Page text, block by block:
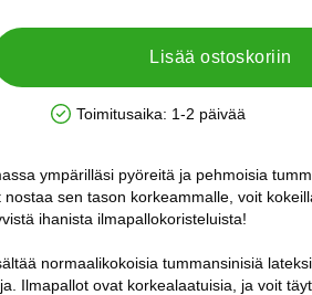
Lisää ostoskoriin
Saatavuus: Varastossa
Toimitusaika: 1-2 päivää
ympärilläsi pyöreitä ja pehmoisia
sen tason korkeammalle, voit
ihanista ilmapallokoristeluista!
normaalikokoisia tummansinisiä
Ilmapallot ovat korkealaatuisia, ja voit